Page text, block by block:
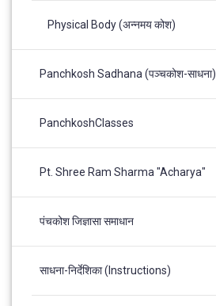
Physical Body (अन्नमय कोश)
Panchkosh Sadhana (पञ्चकोश-साधना)
PanchkoshClasses
Pt. Shree Ram Sharma "Acharya"
पंचकोश जिज्ञासा समाधान
साधना-निर्देशिका (Instructions)